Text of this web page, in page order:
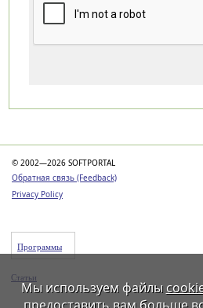
© 2002—2026 SOFTPORTAL
Обратная связь (Feedback)
Privacy Policy
Программы
Статьи
Мы используем файлы